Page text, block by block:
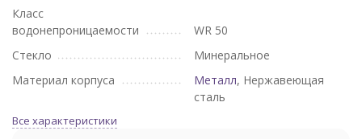
Класс
водонепроницаемости
WR 50
Стекло
Минеральное
Материал корпуса
Металл, Нержавеющая
сталь
Все характеристики